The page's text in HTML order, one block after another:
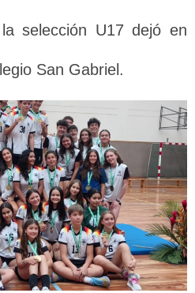
selección U17 dejó en
San Gabriel.